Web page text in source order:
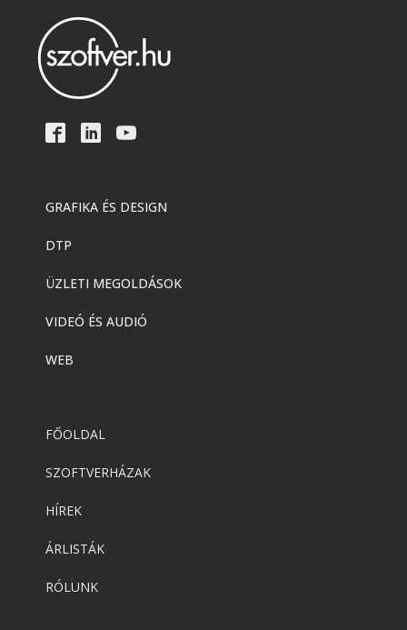
GRAFIKA ÉS DESIGN
DTP
ÜZLETI MEGOLDÁSOK
VIDEÓ ÉS AUDIÓ
WEB
FŐOLDAL
SZOFTVERHÁZAK
HÍREK
ÁRLISTÁK
RÓLUNK